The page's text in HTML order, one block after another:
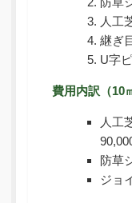
人工
継ぎ
U字
費用内訳（10
人工
防草
ジョ